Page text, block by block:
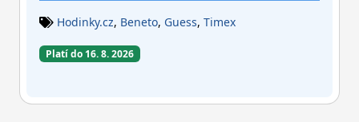
Hodinky.cz, Beneto, Guess, Timex
Platí do 16. 8. 2026